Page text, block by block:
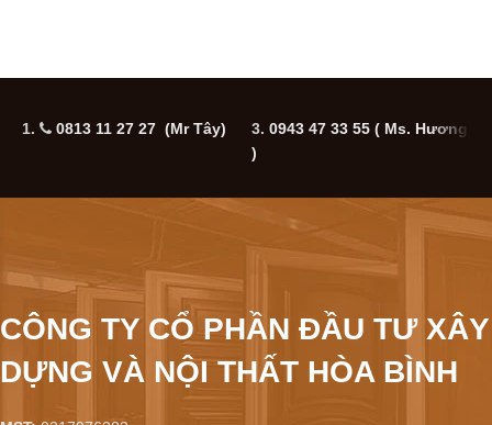
1. 0813 11 27 27 (Mr Tây) 3. 0943 47 33 55 ( Ms. Hương
)
CÔNG TY CỔ PHẦN ĐẦU TƯ XÂY
DỰNG VÀ NỘI THẤT HÒA BÌNH